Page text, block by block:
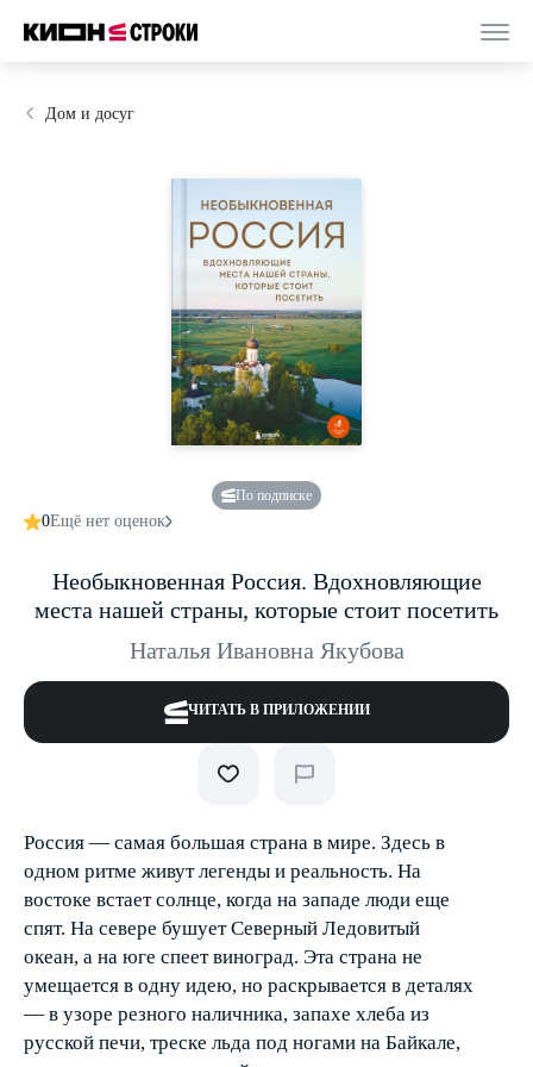
Дом и досуг
По подписке
0Ещё нет оценок
Необыкновенная Россия. Вдохновляющие
места нашей страны, которые стоит посетить
Наталья Ивановна Якубова
ЧИТАТЬ В ПРИЛОЖЕНИИ
Россия — самая большая страна в мире. Здесь в
одном ритме живут легенды и реальность. На
востоке встает солнце, когда на западе люди еще
спят. На севере бушует Северный Ледовитый
океан, а на юге спеет виноград. Эта страна не
умещается в одну идею, но раскрывается в деталях
— в узоре резного наличника, запахе хлеба из
русской печи, треске льда под ногами на Байкале,